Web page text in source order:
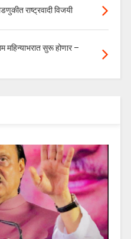
राष्ट्रवादी विजयी
महिन्याभरात सुरू होणार –